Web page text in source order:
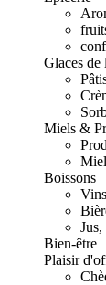
Glaces de
Miels &
Boissons
Bien-être
Plaisir